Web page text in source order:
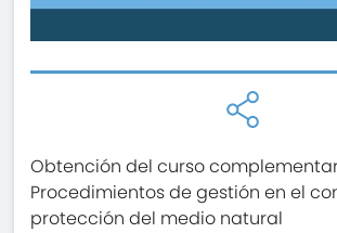
Obtención del curso
Procedimientos de gestión en el
protección del medio natural